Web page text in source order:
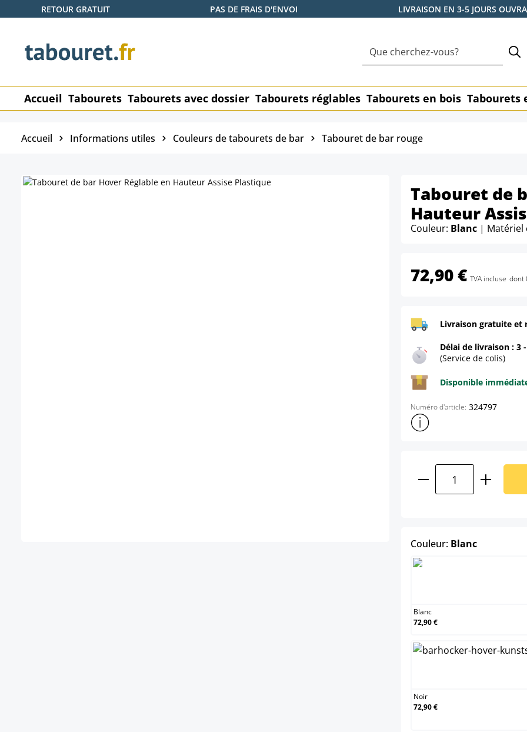
au contenu principal
Passer à la recherche
Passer à la navigation principale
RETOUR GRATUIT PAS DE FRAIS D'ENVOI LIVRAISON EN 3-5 JOURS
Accueil Tabourets Tabourets avec dossier Tabourets réglables Tabourets en bois Tabourets
Accueil Informations utiles Couleurs de tabourets de bar Tabouret de bar rouge
Tabouret de
Hauteur
Couleur: Blanc | Matériel
72,90 € TVA incluse dont
Livraison gratuite et
Délai de livraison : 3
(Service de colis)
Disponible
Numéro d'article: 324797
Afficher plus d'informations
Quantité de
Couleur: Blancselect
Blanc
72,90 €
Noir
72,90 €